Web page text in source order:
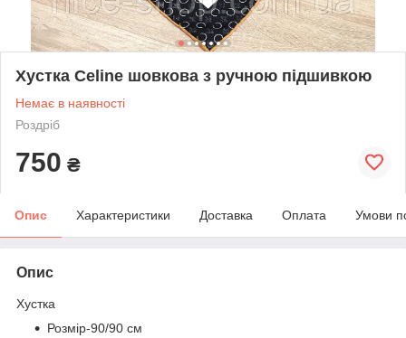
Хустка Celine шовкова з ручною підшивкою
Немає в наявності
Роздріб
750 ₴
Опис Характеристики Доставка Оплата Умови
Опис
Хустка
Розмір-90/90 см